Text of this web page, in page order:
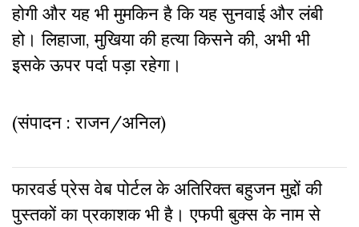
होगी और यह भी मुमकिन है कि यह सुनवाई और लंबी
हो। लिहाजा, मुखिया की हत्या किसने की, अभी भी
इसके ऊपर पर्दा पड़ा रहेगा।
(संपादन : राजन/अनिल)
फारवर्ड प्रेस वेब पोर्टल के अतिरिक्‍त बहुजन मुद्दों की
पुस्‍तकों का प्रकाशक भी है। एफपी बुक्‍स के नाम से